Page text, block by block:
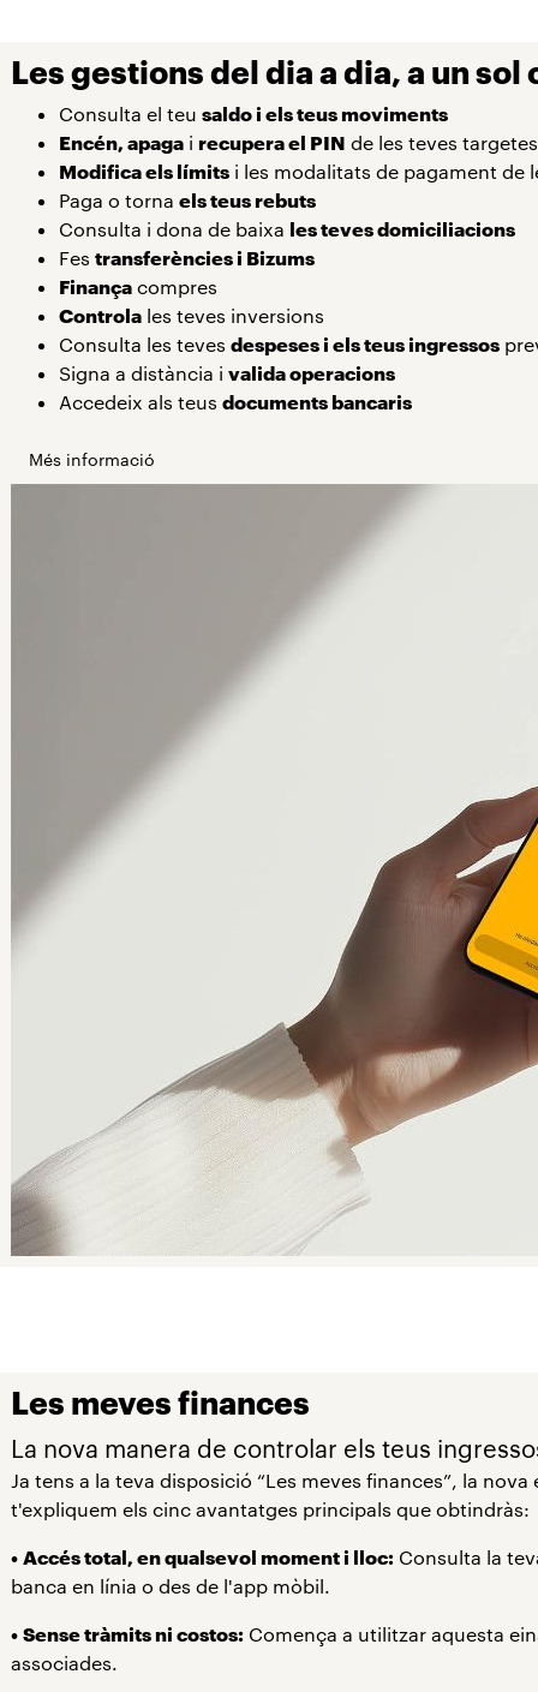
Les gestions del dia a dia, a un sol
Consulta el teu saldo i els teus moviments
Encén, apagai recupera el PIN de les teves targetes
Modifica els límitsi les modalitats de pagament de
Paga o torna els teus rebuts
Consulta i dona de baixa les teves domiciliacions
Fes transferències i Bizums
Finançacompres
Controlales teves inversions
Consulta les teves despeses i els teus ingressos
Signa a distància i valida operacions
Accedeix als teus documents bancaris
Més informació
Les meves finances
La nova manera de controlar els teus
Ja tens a la teva disposició “Les meves finances”, la
t'expliquem els cinc avantatges principals que obtindràs:
• Accés total, en qualsevol moment i lloc:Consulta la
banca en línia o des de l'app mòbil.
• Sense tràmits ni costos:Comença a utilitzar aquesta
associades.